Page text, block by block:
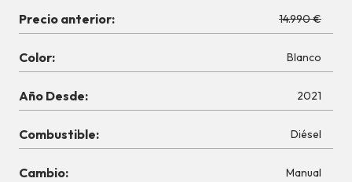
Precio anterior: 14.990 €
Color: Blanco
Año Desde: 2021
Combustible: Diésel
Cambio: Manual